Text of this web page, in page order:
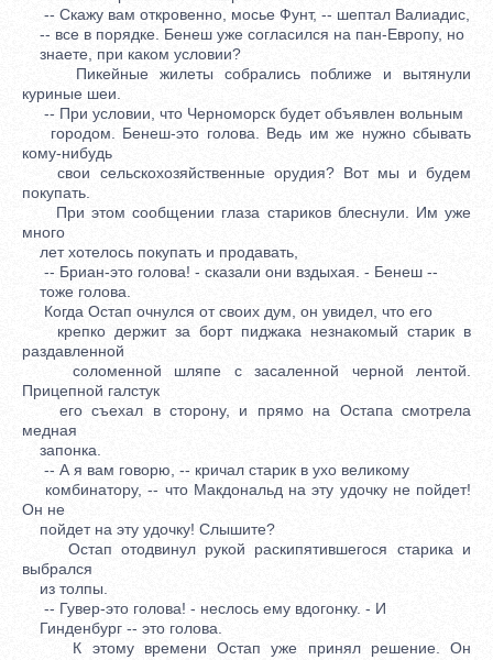
-- Скажу вам откровенно, мосье Фунт, -- шептал Валиадис,
-- все в порядке. Бенеш уже согласился на пан-Европу, но
знаете, при каком условии?
Пикейные жилеты собрались поближе и вытянули
куриные шеи.
-- При условии, что Черноморск будет объявлен вольным
городом. Бенеш-это голова. Ведь им же нужно сбывать
кому-нибудь
свои сельскохозяйственные орудия? Вот мы и будем
покупать.
При этом сообщении глаза стариков блеснули. Им уже
много
лет хотелось покупать и продавать,
-- Бриан-это голова! - сказали они вздыхая. - Бенеш --
тоже голова.
Когда Остап очнулся от своих дум, он увидел, что его
крепко держит за борт пиджака незнакомый старик в
раздавленной
соломенной шляпе с засаленной черной лентой.
Прицепной галстук
его съехал в сторону, и прямо на Остапа смотрела
медная
запонка.
-- А я вам говорю, -- кричал старик в ухо великому
комбинатору, -- что Макдональд на эту удочку не пойдет!
Он не
пойдет на эту удочку! Слышите?
Остап отодвинул рукой раскипятившегося старика и
выбрался
из толпы.
-- Гувер-это голова! - неслось ему вдогонку. - И
Гинденбург -- это голова.
К этому времени Остап уже принял решение. Он